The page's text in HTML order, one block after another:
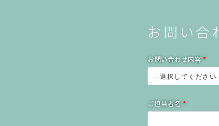
お問い合
お問い合わせ内容*
ご担当者名*